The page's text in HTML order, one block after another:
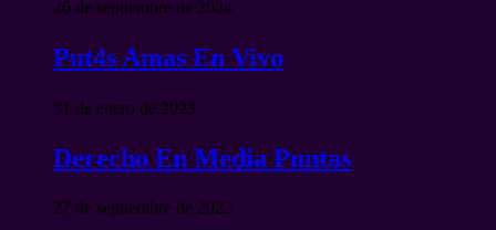
26 de septiembre de 2024
Put4s Amas En Vivo
31 de enero de 2023
Derecho En Media Puntas
27 de septiembre de 2022